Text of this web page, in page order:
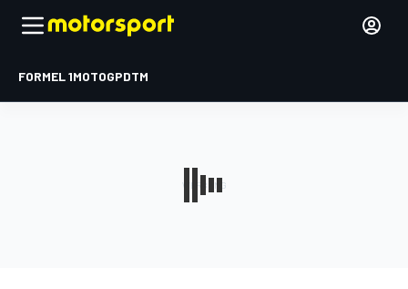
FORMEL 1MOTOGPDTM